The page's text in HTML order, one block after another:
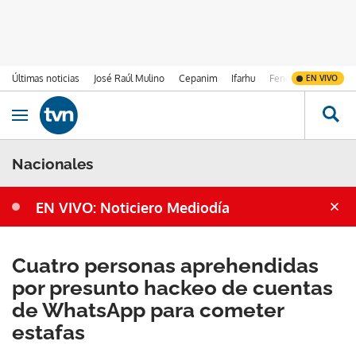
Últimas noticias José Raúl Mulino Cepanim Ifarhu Fenómeno de El
EN VIVO
Ir al contenido
Obrir navegació
Nacionales
EN VIVO: Noticiero Mediodía
Cuatro personas aprehendidas
por presunto hackeo de cuentas
de WhatsApp para cometer
estafas